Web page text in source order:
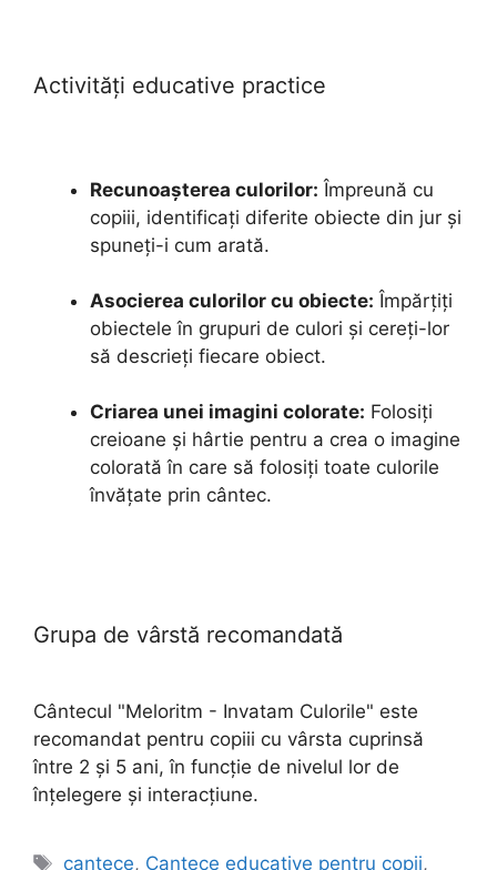
Activități educative practice
Recunoașterea culorilor: Împreună cu
copiii, identificați diferite obiecte din jur și
spuneți-i cum arată.
Asocierea culorilor cu obiecte: Împărțiți
obiectele în grupuri de culori și cereți-lor
să descrieți fiecare obiect.
Criarea unei imagini colorate: Folosiți
creioane și hârtie pentru a crea o imagine
colorată în care să folosiți toate culorile
învățate prin cântec.
Grupa de vârstă recomandată
Cântecul "Meloritm - Invatam Culorile" este
recomandat pentru copiii cu vârsta cuprinsă
între 2 și 5 ani, în funcție de nivelul lor de
înțelegere și interacțiune.
Etichete
cantece, Cantece educative pentru copii,